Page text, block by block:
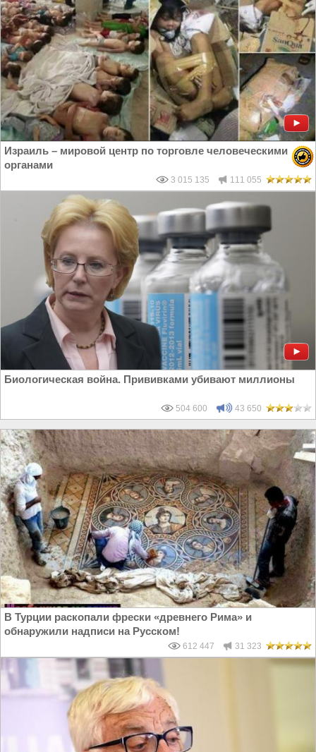
Израиль – мировой центр по торговле человеческими
органами
3 015 135 111 055
Биологическая война. Прививками убивают миллионы
504 600 43 650
В Турции раскопали фрески «древнего Рима» и
обнаружили надписи на Русском!
612 447 31 323